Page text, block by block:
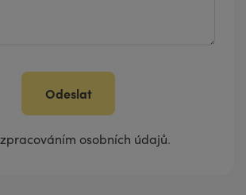
Odeslat
zpracováním osobních údajů.